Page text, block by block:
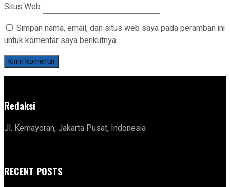
Situs Web
Simpan nama, email, dan situs web saya pada peramban ini
untuk komentar saya berikutnya.
Redaksi
Jl. Kemayoran, Jakarta Pusat, Indonesia
RECENT POSTS